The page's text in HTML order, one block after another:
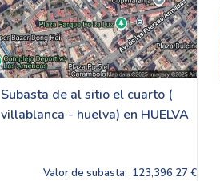
Subasta de al sitio el cuarto (
villablanca - huelva) en HUELVA
Valor de subasta: 123,396.27 €